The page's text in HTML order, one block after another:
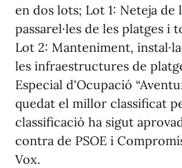
en dos lots; Lot 1: Neteja de
passarel·les de les platges i
Lot 2: Manteniment,
les infraestructures de
Especial d'Ocupació
quedat el millor classificat
classificació ha sigut
contra de PSOE i
Vox.